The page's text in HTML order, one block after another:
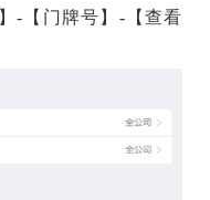
-【门牌号】-【查看